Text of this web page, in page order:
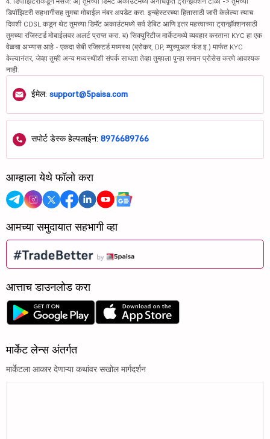
डिपॉझिटरी सहभागीसह तुमचा मोबाईल नंबर अपडेट करा. इन्व्हेस्टरच्या हितासाठी जारी केलेल्या त्याच
दिवशी CDSL कडून थेट तुमच्या डिमॅट अकाउंटमध्ये सर्व डेबिट आणि इतर महत्त्वाच्या ट्रान्झॅक्शनसाठी
तुमच्या रजिस्टर्ड मोबाईलवर अलर्ट प्राप्त करा. ब) सिक्युरिटीज मार्केटमध्ये व्यवहार करताना KYC हा एक
वेळचा अभ्यास आहे - एकदा सेबी रजिस्टर्ड मध्यस्थ (ब्रोकर, DP, म्युच्युअल फंड इ.) मार्फत KYC
केल्यानंतर, जेव्हा तुम्ही अन्य मध्यस्थीशी संपर्क साधता तेव्हा तुम्हाला पुन्हा समान प्रोसेस करणे आवश्यक
नाही.
ईमेल: support@5paisa.com
सपोर्ट डेस्क हेल्पलाईन: 8976689766
आम्हाला येथे फॉलो करा
आमच्या समुदायात सहभागी व्हा
आत्ताच डाउनलोड करा
मार्केट लेन्स अंतर्गत
मार्केटला आकार देणाऱ्या कथांवर सखोल मार्गदर्शन